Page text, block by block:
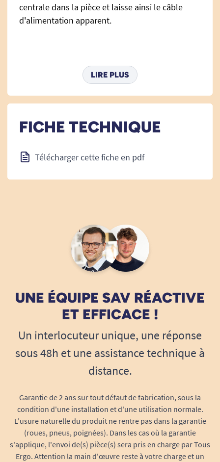
centrale dans la pièce et laisse ainsi le câble
d'alimentation apparent.
commandée après l'achat de votre fauteuil.
LIRE PLUS
FICHE TECHNIQUE
Télécharger cette fiche en pdf
UNE ÉQUIPE SAV RÉACTIVE
ET EFFICACE !
Un interlocuteur unique, une réponse
sous 48h et une assistance technique à
distance.
Garantie de 2 ans sur tout défaut de fabrication, sous la
condition d'une installation et d'une utilisation normale.
L'usure naturelle du produit ne rentre pas dans la garantie
(roues, pneus, poignées). Dans les cas où la garantie
s'applique, l'envoi de(s) pièce(s) sera pris en charge par Tous
Ergo. Attention la main d'œuvre reste à votre charge et un